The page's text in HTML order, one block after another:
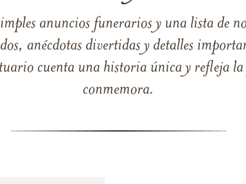
anuncios funerarios y una lista de
anécdotas divertidas y detalles
cuenta una historia única y refleja la
conmemora.